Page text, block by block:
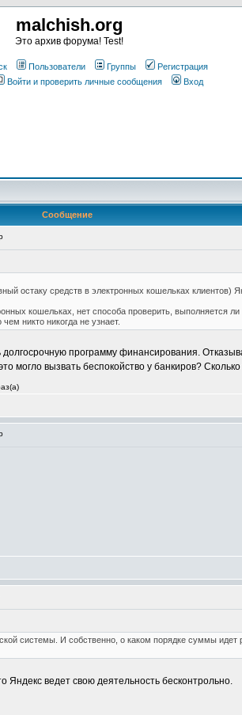
malchish.org
Это архив форума! Test!
Пользователи Группы
Регистрация
Войти и проверить личные сообщения Вход
Сообщение
остаку средств в электронных кошельках клиентов)
кошельках, нет способа проверить, выполняется
никто никогда не узнает.
программу финансирования.
могло вызвать беспокойство у банкиров?
системы. И собственно, о каком порядке суммы идет
Яндекс ведет свою деятельность бесконтрольно.